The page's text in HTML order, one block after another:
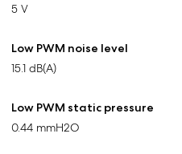
5 V
Low PWM noise level
15.1 dB(A)
Low PWM static pressure
0.44 mmH2O